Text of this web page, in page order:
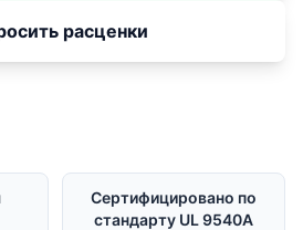
расценки
Сертифицировано по
стандарту UL 9540A